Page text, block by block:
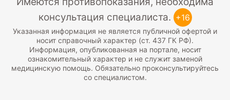
консультация специалиста. +16
Указанная информация не является публичной офертой и
носит справочный характер (ст. 437 ГК РФ).
Информация, опубликованная на портале, носит
ознакомительный характер и не служит заменой
медицинскую помощь. Обязательно проконсультируйтесь
со специалистом.